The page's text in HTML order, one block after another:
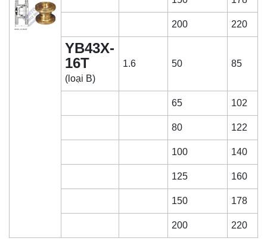
200 220
YB43X-
16T
(loại B)
1.6 50 85
65 102
80 122
100 140
125 160
150 178
200 220